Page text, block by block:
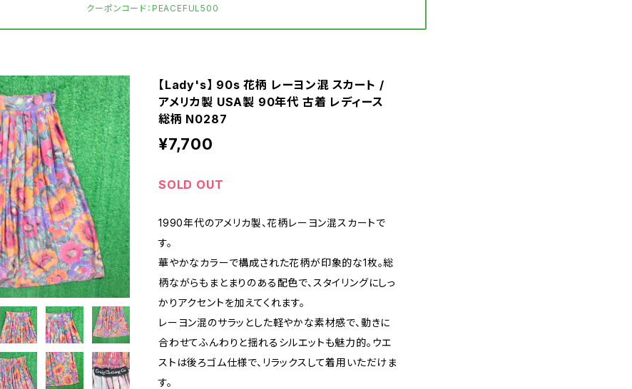
クーポンコード：PEACEFUL500
【Lady's】 90s 花柄 レーヨン混 スカート /
アメリカ製 USA製 90年代 古着 レディース
総柄 N0287
¥7,700
SOLD OUT
1990年代のアメリカ製、花柄レーヨン混スカートで
す。
華やかなカラーで構成された花柄が印象的な1枚。総
柄ながらもまとまりのある配色で、スタイリングにしっ
かりアクセントを加えてくれます。
レーヨン混のサラッとした軽やかな素材感で、動きに
合わせてふんわりと揺れるシルエットも魅力的。ウエ
ストは後ろゴム仕様で、リラックスして着用いただけま
す。